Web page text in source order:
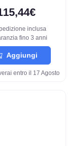
inclusa
fino 3 anni
Aggiungi
entro il 17 Agosto